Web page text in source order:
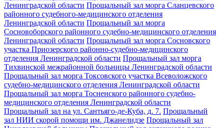
Ленинградской области Прощальный зал морга Сланцевского
районного судебного-медицинского отделения
Ленинградской области Прощальный зал морга
Сосновоборского районного судебно-медицинского отделения
Ленинградской области Прощальный зал морга Сосновского
участка Приозерского районно-судебно-медицинского
отделения Ленинградской области Прощальный зал морга
Тихвинской межрайонной больницы Ленинградской области
Прощальный зал морга Токсовского участка Всеволожского
судебно-медицинского отделения Ленинградской области
Прощальный зал морга Тосненского районного судебно-
медицинского отделения Ленинградской области
Прощальный зал на ул. Сантьяго-де-Куба, д. 7. Прощальный
зал НИИ скорой помощи им. Джанелидзе Прощальный зал